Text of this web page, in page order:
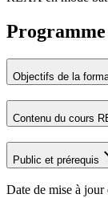
Objectifs de la
Contenu du cours
Public et prérequis
Date de mise à jour